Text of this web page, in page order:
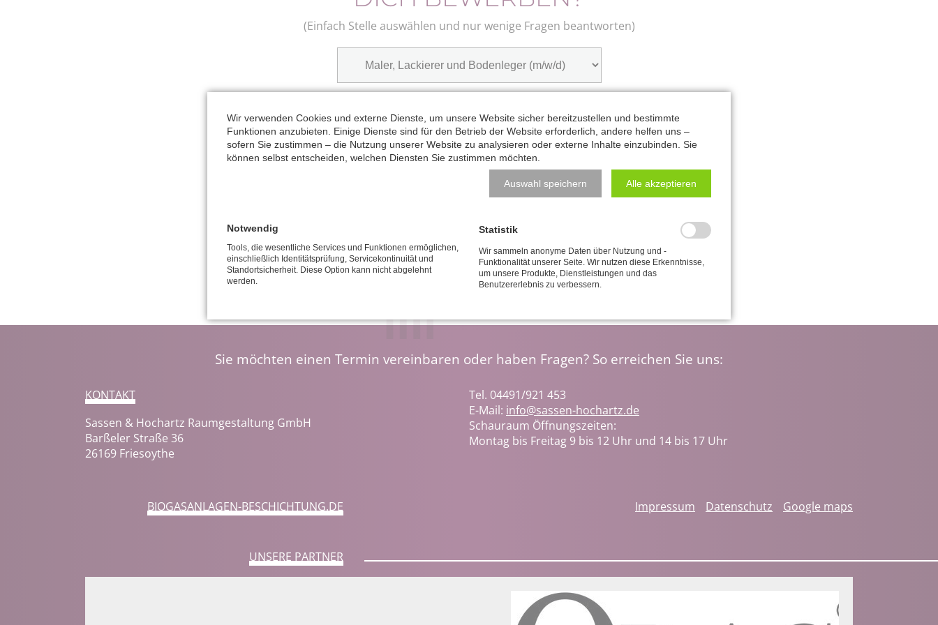
(Einfach Stelle auswählen und nur wenige Fragen beantworten)
Weiter zum nächsten Schritt
Sie möchten einen Termin vereinbaren oder haben Fragen? So erreichen Sie uns:
KONTAKT
Sassen & Hochartz Raumgestaltung GmbH
Barßeler Straße 36
26169 Friesoythe
Tel. 04491/921 453
E-Mail: info@sassen-hochartz.de
Schauraum Öffnungszeiten:
Montag bis Freitag 9 bis 12 Uhr und 14 bis 17 Uhr
BIOGASANLAGEN-BESCHICHTUNG.DE
Navigation
Impressum Datenschutz Google maps
UNSERE PARTNER
Wir verwenden Cookies und externe Dienste, um unsere Website sicher bereitzustellen und bestimmte
Funktionen anzubieten. Einige Dienste sind für den Betrieb der Website erforderlich, andere helfen uns –
sofern Sie zustimmen – die Nutzung unserer Website zu analysieren oder externe Inhalte einzubinden. Sie
können selbst entscheiden, welchen Diensten Sie zustimmen möchten.
Auswahl speichern Alle akzeptieren
Notwendig
Tools, die wesentliche Services und Funktionen ermöglichen,
einschließlich Identitätsprüfung, Servicekontinuität und
Standortsicherheit. Diese Option kann nicht abgelehnt
werden.
Statistik
Wir sammeln anonyme Daten über Nutzung und -
Funktionalität unserer Seite. Wir nutzen diese Erkenntnisse,
um unsere Produkte, Dienstleistungen und das
Benutzererlebnis zu verbessern.